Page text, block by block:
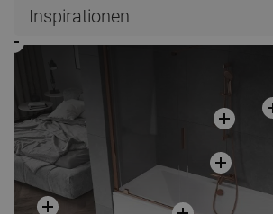
Inspirationen